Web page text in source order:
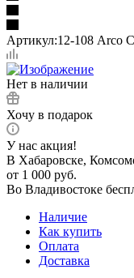
Артикул:12-108 Arco
Нет в наличии
Хочу в подарок
У нас акция!
В Хабаровске,
от 1 000 руб.
Во Владивостоке
Наличие
Как купить
Оплата
Доставка